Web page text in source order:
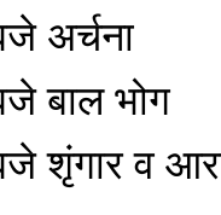
अर्चना
बाल भोग
शृंगार व